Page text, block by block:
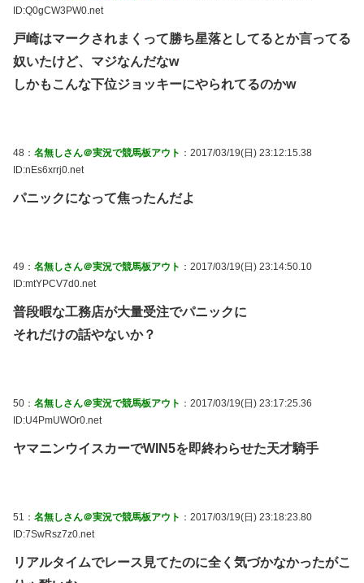
ID:Q0gCW3PW0.net
戸崎はマークされまくって勝ち星落としてるとか言ってる
奴いたけど、マジなんだなw
しかもこんな下位ジョッキーにやられてるのかw
48： 名無しさん＠実況で競馬板アウト ：2017/03/19(日) 23:12:15.38
ID:nEs6xrrj0.net
パニックになって焦ったんだよ
49： 名無しさん＠実況で競馬板アウト ：2017/03/19(日) 23:14:50.10
ID:mtYPCV7d0.net
普段暇な工務店が大量受注でパニックに
それだけの話やないか？
50： 名無しさん＠実況で競馬板アウト ：2017/03/19(日) 23:17:25.36
ID:U4PmUWOr0.net
ヤマニンウイスカーでWIN5を即終わらせた天才騎手
51： 名無しさん＠実況で競馬板アウト ：2017/03/19(日) 23:18:23.80
ID:7SwRsz7z0.net
リアルタイムでレース見てたのに全く気づかなかったがこ